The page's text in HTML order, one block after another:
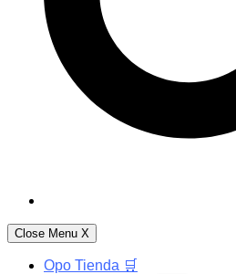
Close Menu X
Opo Tienda 🛒